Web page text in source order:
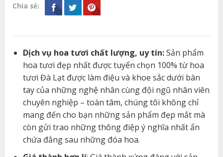
Chia sẻ:
Dịch vụ hoa tươi chất lượng, uy tín:Sản phẩm
hoa tươi đẹp nhất được tuyển chọn 100% từ hoa
tươi Đà Lạt được làm điệu và khoe sắc dưới bàn
tay của những nghệ nhân cùng đội ngũ nhân viên
chuyên nghiệp – toàn tâm, chúng tôi không chỉ
mang đến cho bạn những sản phẩm đẹp mắt mà
còn gửi trao những thông điệp ý nghĩa nhất ẩn
chứa đằng sau những đóa hoa.